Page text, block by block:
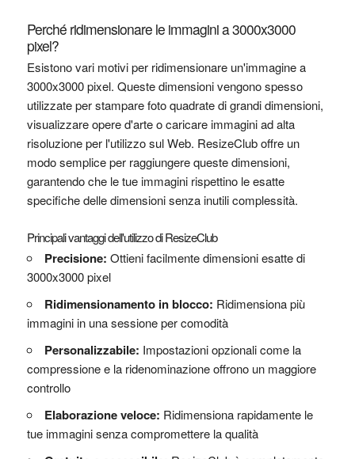
Perché ridimensionare le immagini a 3000x3000
pixel?
Esistono vari motivi per ridimensionare un'immagine a
3000x3000 pixel. Queste dimensioni vengono spesso
utilizzate per stampare foto quadrate di grandi dimensioni,
visualizzare opere d'arte o caricare immagini ad alta
risoluzione per l'utilizzo sul Web. ResizeClub offre un
modo semplice per raggiungere queste dimensioni,
garantendo che le tue immagini rispettino le esatte
specifiche delle dimensioni senza inutili complessità.
Principali vantaggi dell'utilizzo di ResizeClub
Precisione: Ottieni facilmente dimensioni esatte di
3000x3000 pixel
Ridimensionamento in blocco: Ridimensiona più
immagini in una sessione per comodità
Personalizzabile: Impostazioni opzionali come la
compressione e la ridenominazione offrono un maggiore
controllo
Elaborazione veloce: Ridimensiona rapidamente le
tue immagini senza compromettere la qualità